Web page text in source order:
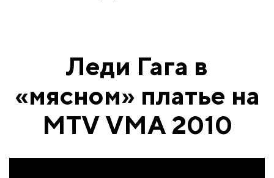
Леди Гага в
«мясном» платье на
MTV VMA 2010